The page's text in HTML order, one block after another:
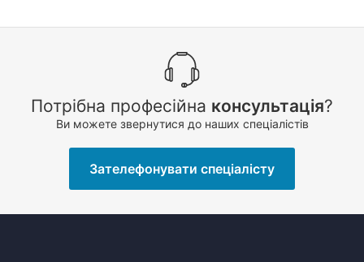
Потрібна професійна консультація?
Ви можете звернутися до наших спеціалістів
Зателефонувати спеціалісту